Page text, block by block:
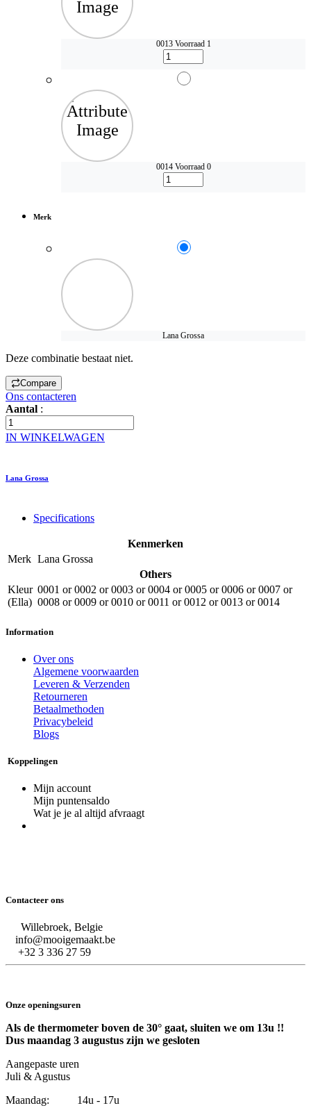
0013 Voorraad 1
0014 Voorraad 0
Merk
Lana Grossa
Deze combinatie bestaat niet.
Compare
Ons contacteren
Aantal :
IN WINKELWAGEN
Lana Grossa
Specifications
Kenmerken
Merk Lana Grossa
Others
Kleur
(Ella)
0001 or0002 or0003 or0004 or0005 or0006 or0007 or
0008 or0009 or0010 or0011 or0012 or0013 or0014
Information
Over ons
Algemene voorwaarden
Leveren & Verzenden
Retourneren
Betaalmethoden
Privacybeleid
Blogs
Koppelingen
Mijn account
Mijn puntensaldo
Wat je je al altijd afvraagt
Contacteer ons
Willebroek, Belgie
info@mooigemaakt.be
+32 3 336 27 59
Onze openingsuren
Als de thermometer boven de 30° gaat, sluiten we om 13u !!
Dus maandag 3 augustus zijn we gesloten
Aangepaste uren
Juli & Agustus
Maandag: 14u - 17u